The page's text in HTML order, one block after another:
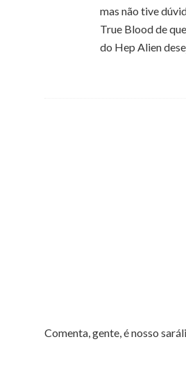
mas não tive
True Blood de
do Hep Alien
Comenta, gente, é nosso